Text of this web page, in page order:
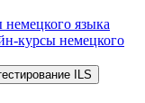
языка
курсы немецкого
ILS